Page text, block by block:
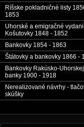
Ríšske pokladničné listy
1853
Uhorské a emigračné
Košutovky 1848 - 1852
Bankovky 1854 - 1863
Štátovky a bankovky 1866 -
Bankovky Rakúsko-Uhorskej
banky 1900 - 1918
Nerealizované návrhy -
skúšky